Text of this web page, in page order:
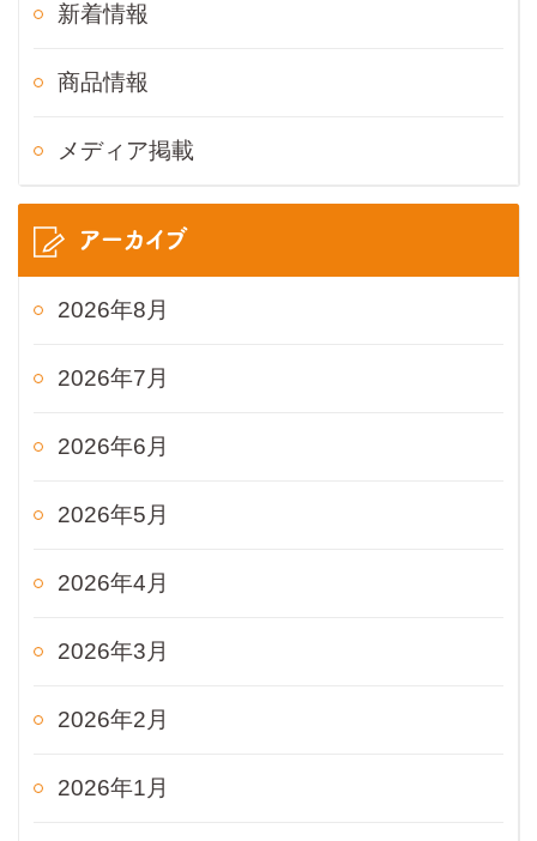
新着情報
商品情報
メディア掲載
アーカイブ
2026年8月
2026年7月
2026年6月
2026年5月
2026年4月
2026年3月
2026年2月
2026年1月